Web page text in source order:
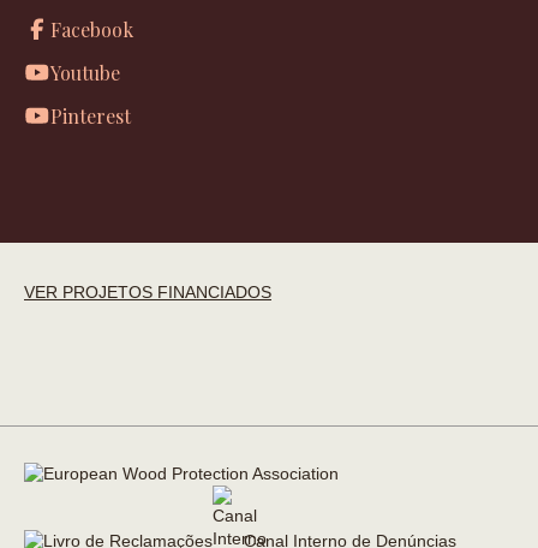
Facebook
Youtube
Pinterest
VER PROJETOS FINANCIADOS
Canal Interno de Denúncias